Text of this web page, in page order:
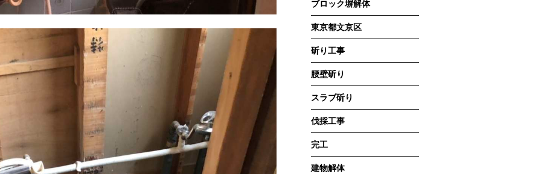
ブロック塀解体
東京都文京区
斫り工事
腰壁斫り
スラブ斫り
伐採工事
完工
建物解体